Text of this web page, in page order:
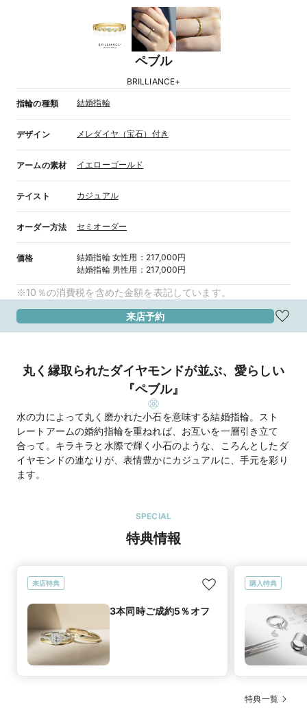
ペブル
BRILLIANCE+
指輪の種類 結婚指輪
デザイン メレダイヤ（宝石）付き
アームの素材 イエローゴールド
テイスト カジュアル
オーダー方法 セミオーダー
価格 結婚指輪 女性用 ： 217,000円
結婚指輪 男性用 ： 217,000円
※10％の消費税を含めた金額を表記しています。
来店予約
丸く縁取られたダイヤモンドが並ぶ、愛らしい
『ペブル』
水の力によって丸く磨かれた小石を意味する結婚指輪。スト
レートアームの婚約指輪を重ねれば、お互いを一層引き立て
合って。キラキラと水際で輝く小石のような、ころんとしたダ
イヤモンドの連なりが、表情豊かにカジュアルに、手元を彩り
ます。
SPECIAL
特典情報
来店特典
3本同時ご成約5％オフ
購入特典
特典一覧